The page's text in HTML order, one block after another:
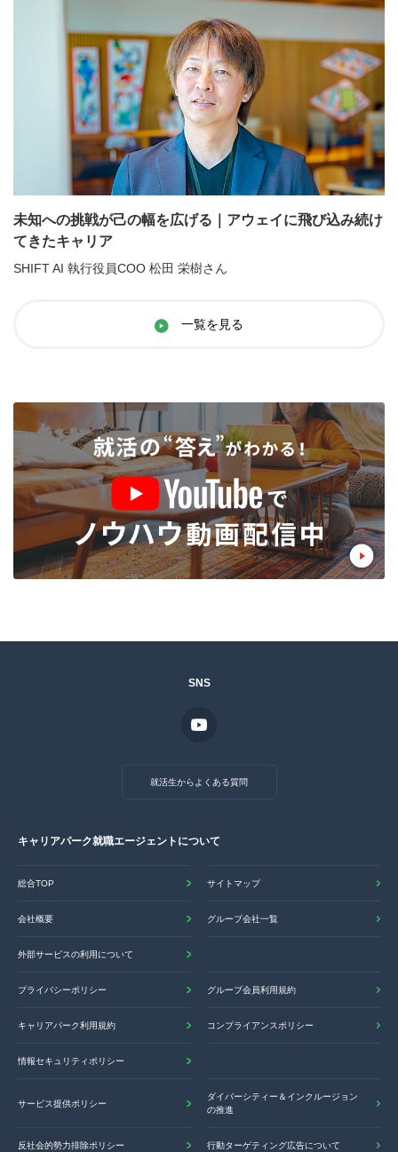
未知への挑戦が己の幅を広げる｜アウェイに飛び込み続け
てきたキャリア
SHIFT AI 執行役員COO 松田 栄樹さん
一覧を見る
SNS
就活生からよくある質問
キャリアパーク就職エージェントについて
総合TOP サイトマップ
会社概要 グループ会社一覧
外部サービスの利用について
プライバシーポリシー グループ会員利用規約
キャリアパーク利用規約 コンプライアンスポリシー
情報セキュリティポリシー
サービス提供ポリシー
ダイバーシティー＆インクルージョン
の推進
反社会的勢力排除ポリシー 行動ターゲティング広告について